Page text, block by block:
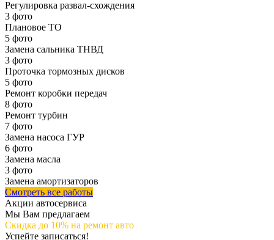
Регулировка развал-схождения
3 фото
Плановое ТО
5 фото
Замена сальника ТНВД
3 фото
Проточка тормозных дисков
5 фото
Ремонт коробки передач
8 фото
Ремонт турбин
7 фото
Замена насоса ГУР
6 фото
Замена масла
3 фото
Замена амортизаторов
Смотреть все работы
Акции автосервиса
Мы Вам предлагаем
Скидка до 10% на ремонт авто
Успейте записаться!